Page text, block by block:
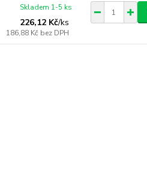
226,12 Kč/ks
186,88 Kč bez DPH
Skladem 1-5 ks